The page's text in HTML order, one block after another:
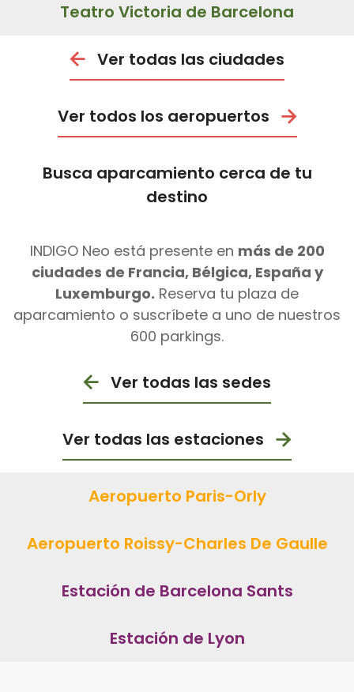
Teatro Victoria de Barcelona
Ver todas las ciudades
Ver todos los aeropuertos
Busca aparcamiento cerca de tu
destino
INDIGO Neo está presente en más de 200
ciudades de Francia, Bélgica, España y
Luxemburgo. Reserva tu plaza de
aparcamiento o suscríbete a uno de nuestros
600 parkings.
Ver todas las sedes
Ver todas las estaciones
Aeropuerto Paris-Orly
Aeropuerto Roissy-Charles De Gaulle
Estación de Barcelona Sants
Estación de Lyon